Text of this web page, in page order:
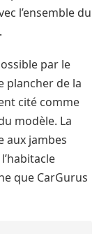
l’ensemble du
par le
plancher de la
cité comme
modèle. La
aux jambes
que CarGurus